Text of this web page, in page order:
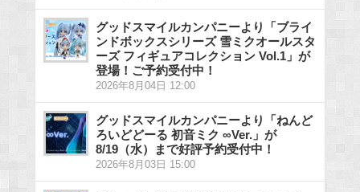
グッドスマイルカンパニーより「ブライ
ンドボックスシリーズ 雪ミクオールスタ
ーズ フィギュアコレクション Vol.1」が
登場！ご予約受付中！
2026年8月04日 12:00
グッドスマイルカンパニーより「ねんど
ろいどどーる 初音ミク ∞Ver.」が
8/19（水）まで好評予約受付中！
2026年8月03日 15:00